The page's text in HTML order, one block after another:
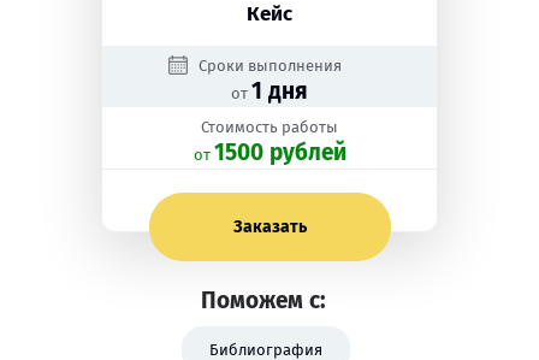
Кейс
Сроки выполнения
от 1 дня
Стоимость работы
oт 1500 рублей
Заказать
Поможем с:
Библиография